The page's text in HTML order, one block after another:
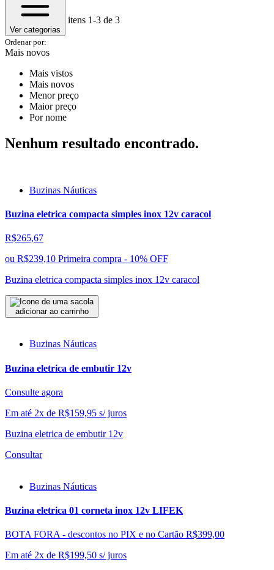
Ver categorias
itens 1-3 de 3
Ordenar por:
Mais novos
Mais vistos
Mais novos
Menor preço
Maior preço
Por nome
Nenhum resultado encontrado.
Buzinas Náuticas
Buzina eletrica compacta simples inox 12v caracol
R$265,67
ou R$239,10 Primeira compra - 10% OFF
Buzina eletrica compacta simples inox 12v caracol
adicionar ao carrinho
Buzinas Náuticas
Buzina eletrica de embutir 12v
Consulte agora
Em até 2x de R$159,95 s/ juros
Buzina eletrica de embutir 12v
Consultar
Buzinas Náuticas
Buzina eletrica 01 corneta inox 12v LIFEK
BOTA FORA - descontos no PIX e no Cartão R$399,00
Em até 2x de R$199,50 s/ juros